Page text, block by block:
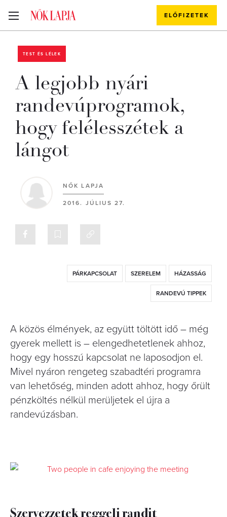
ELŐFIZETEK
TEST ÉS LÉLEK
A legjobb nyári
randevúprogramok,
hogy felélesszétek a
lángot
NŐK LAPJA
2016. JÚLIUS 27.
PÁRKAPCSOLAT SZERELEM HÁZASSÁG
RANDEVÚ TIPPEK
A közös élmények, az együtt töltött idő – még
gyerek mellett is – elengedhetetlenek ahhoz,
hogy egy hosszú kapcsolat ne laposodjon el.
Mivel nyáron rengeteg szabadtéri programra
van lehetőség, minden adott ahhoz, hogy őrült
pénzköltés nélkül merüljetek el újra a
randevúzásban.
Szervezzetek reggeli randit